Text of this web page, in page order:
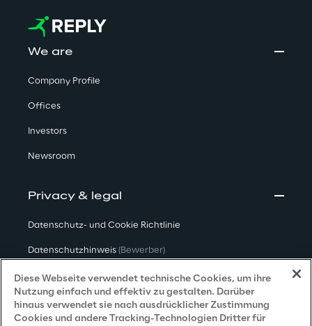
We are
Company Profile
Offices
Investors
Newsroom
Privacy & legal
Datenschutz- und Cookie Richtlinie
Datenschutzhinweis (Bewerber)
Datenschutzhinweis(Kunden)
Datenschutzhinweis (Dienstleister)
Diese Webseite verwendet technische Cookies, um ihre
Nutzung einfach und effektiv zu gestalten. Darüber
hinaus verwendet sie nach ausdrücklicher Zustimmung
Cookies und andere Tracking-Technologien Dritter für